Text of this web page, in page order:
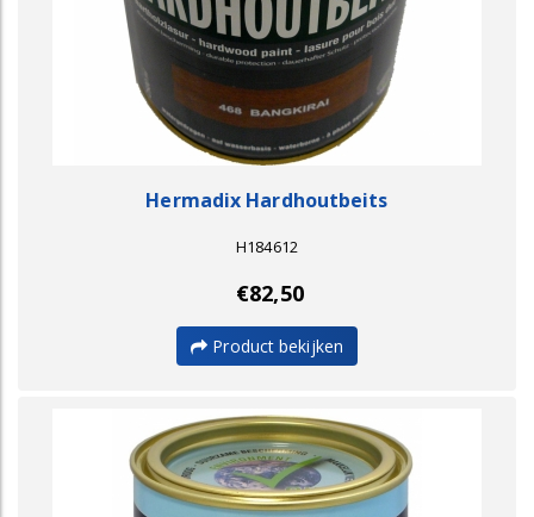
Hermadix Hardhoutbeits
H184612
€82,50
Product bekijken